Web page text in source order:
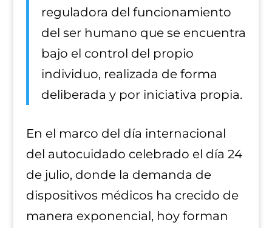
reguladora del funcionamiento
del ser humano que se encuentra
bajo el control del propio
individuo, realizada de forma
deliberada y por iniciativa propia.​
En el marco del día internacional
del autocuidado celebrado el día 24
de julio, donde la demanda de
dispositivos médicos ha crecido de
manera exponencial, hoy forman